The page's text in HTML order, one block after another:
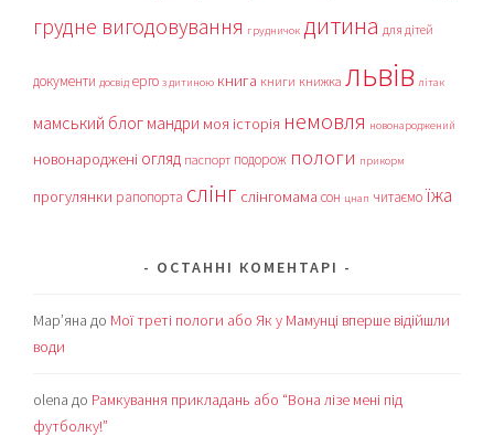
грудне вигодовування грудничок дитина для дітей
документи досвід ерго з дитиною книга книги книжка львів літак
мамський блог мандри моя історія немовля новонароджений
новонароджені огляд паспорт подорож пологи прикорм
прогулянки рапопорта слінг слінгомама сон цнап читаємоїжа
ОСТАННІ КОМЕНТАРІ
Мар’яна до Мої треті пологи або Як у Мамунці вперше відійшли
води
olena до Рамкування прикладань або “Вона лізе мені під
футболку!”